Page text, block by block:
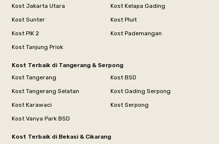
Kost Jakarta Utara
Kost Kelapa Gading
Kost Sunter
Kost Pluit
Kost PIK 2
Kost Pademangan
Kost Tanjung Priok
Kost Terbaik di Tangerang & Serpong
Kost Tangerang
Kost BSD
Kost Tangerang Selatan
Kost Gading Serpong
Kost Karawaci
Kost Serpong
Kost Vanya Park BSD
Kost Terbaik di Bekasi & Cikarang